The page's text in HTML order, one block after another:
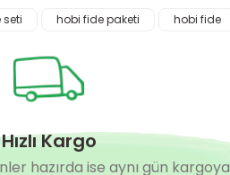
seti hobi fide paketi hobi fide
Hızlı Kargo
hazırda ise aynı gün kargoya